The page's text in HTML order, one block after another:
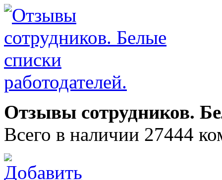
Отзывы сотрудников.
Всего в наличии 27444